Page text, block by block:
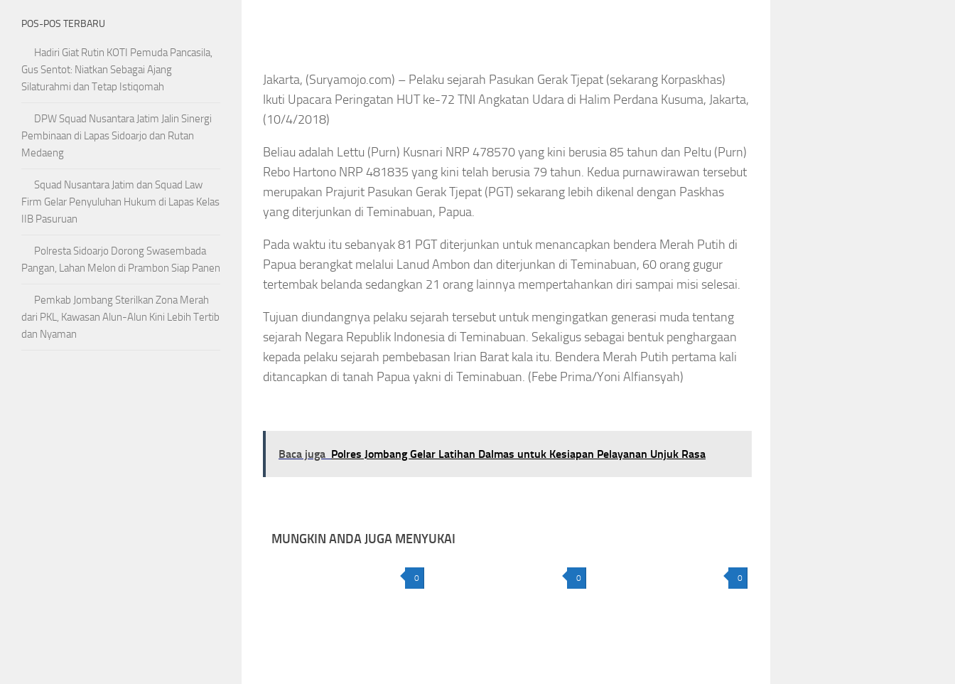
Jakarta, (Suryamojo.com) – Pelaku sejarah Pasukan Gerak Tjepat (sekarang Korpaskhas)
Ikuti Upacara Peringatan HUT ke-72 TNI Angkatan Udara di Halim Perdana Kusuma, Jakarta,
(10/4/2018)
Beliau adalah Lettu (Purn) Kusnari NRP 478570 yang kini berusia 85 tahun dan Peltu (Purn)
Rebo Hartono NRP 481835 yang kini telah berusia 79 tahun. Kedua purnawirawan tersebut
merupakan Prajurit Pasukan Gerak Tjepat (PGT) sekarang lebih dikenal dengan Paskhas
yang diterjunkan di Teminabuan, Papua.
Pada waktu itu sebanyak 81 PGT diterjunkan untuk menancapkan bendera Merah Putih di
Papua berangkat melalui Lanud Ambon dan diterjunkan di Teminabuan, 60 orang gugur
tertembak belanda sedangkan 21 orang lainnya mempertahankan diri sampai misi selesai.
Tujuan diundangnya pelaku sejarah tersebut untuk mengingatkan generasi muda tentang
sejarah Negara Republik Indonesia di Teminabuan. Sekaligus sebagai bentuk penghargaan
kepada pelaku sejarah pembebasan Irian Barat kala itu. Bendera Merah Putih pertama kali
ditancapkan di tanah Papua yakni di Teminabuan. (Febe Prima/Yoni Alfiansyah)
Baca juga Polres Jombang Gelar Latihan Dalmas untuk Kesiapan Pelayanan Unjuk Rasa
MUNGKIN ANDA JUGA MENYUKAI
0 0 0
POS-POS TERBARU
Hadiri Giat Rutin KOTI Pemuda Pancasila,
Gus Sentot: Niatkan Sebagai Ajang
Silaturahmi dan Tetap Istiqomah
DPW Squad Nusantara Jatim Jalin Sinergi
Pembinaan di Lapas Sidoarjo dan Rutan
Medaeng
Squad Nusantara Jatim dan Squad Law
Firm Gelar Penyuluhan Hukum di Lapas Kelas
IIB Pasuruan
Polresta Sidoarjo Dorong Swasembada
Pangan, Lahan Melon di Prambon Siap Panen
Pemkab Jombang Sterilkan Zona Merah
dari PKL, Kawasan Alun-Alun Kini Lebih Tertib
dan Nyaman